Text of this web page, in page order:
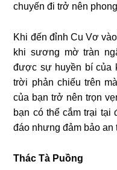
chuyến đi trở nên
Khi đến đỉnh Cu Vơ
khi sương mờ tràn
được sự huyền bí của
trời phản chiếu trên
của bạn trở nên trọn
bạn có thể cắm trại tại
đáo nhưng đảm bảo an
Thác Tà Puồng